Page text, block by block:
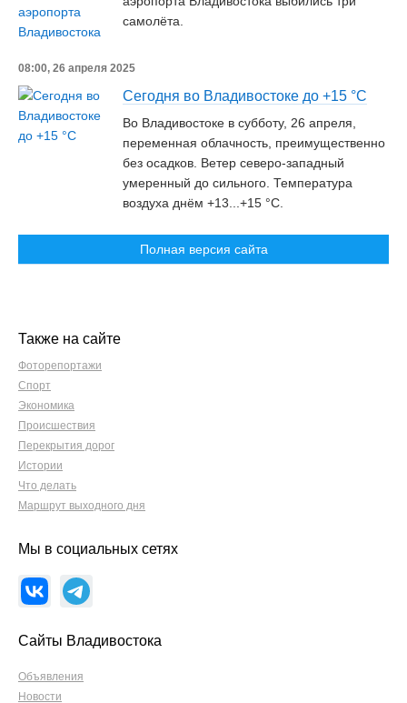
самолёта.
08:00, 26 апреля 2025
Сегодня во Владивостоке до +15 °С
Во Владивостоке в субботу, 26 апреля,
переменная облачность, преимущественно
без осадков. Ветер северо-западный
умеренный до сильного. Температура
воздуха днём +13...+15 °C.
Полная версия сайта
Также на сайте
Фоторепортажи
Спорт
Экономика
Происшествия
Перекрытия дорог
Истории
Что делать
Маршрут выходного дня
Мы в социальных сетях
Сайты Владивостока
Объявления
Новости